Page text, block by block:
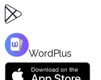
WordPlus